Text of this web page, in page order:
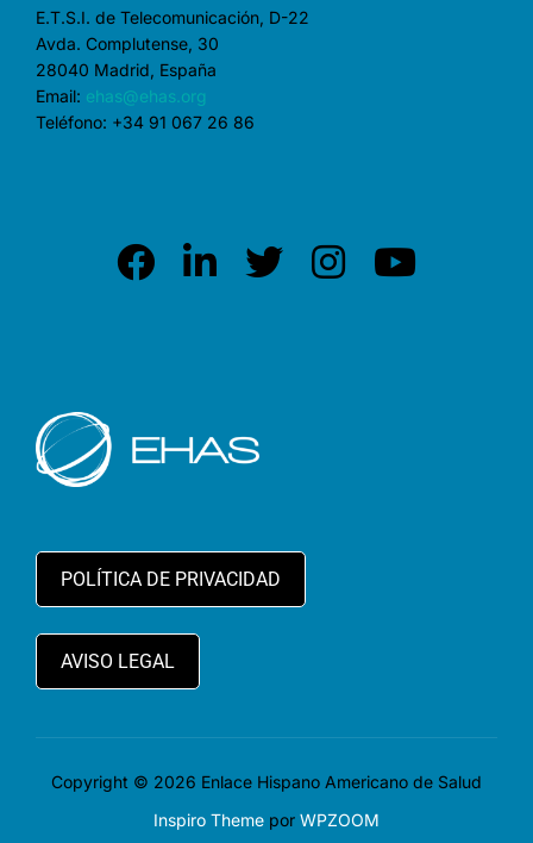
E.T.S.I. de Telecomunicación, D-22
Avda. Complutense, 30
28040 Madrid, España
Email: ehas@ehas.org
Teléfono: +34 91 067 26 86
POLÍTICA DE PRIVACIDAD
AVISO LEGAL
Copyright © 2026 Enlace Hispano Americano de Salud
Inspiro Theme por WPZOOM